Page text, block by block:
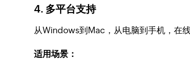
4. 多平台支持
从Windows到Mac，从电脑到手机，在
适用场景：